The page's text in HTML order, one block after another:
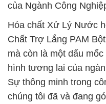
của Ngành Công
Hóa chất Xử Lý Nước
Chất Trợ Lắng PAM
mà còn là một dấu
hình tương lai của
Sự thông minh trong
chúng tôi đã và đang